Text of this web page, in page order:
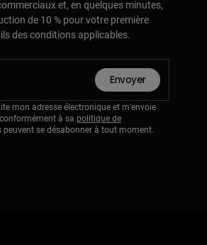
et, en quelques minutes,
de 10 % pour votre première
des conditions applicables.
Envoyer
mon adresse électronique et m'envoie
à sa politique de
peuvent se désabonner à tout moment.